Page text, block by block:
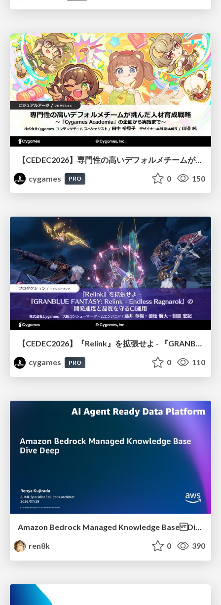
【CEDEC2026】専門性の高いデフォルメチームが挑んだ人材育成戦略 〜Cygames Academiaの企画から実施まで〜
cygames
PRO 0 150
【CEDEC2026】『Relink』を拡張せよ - 『GRANBLUE FANTASY: Relink - Endless Ragnarok』の開発速度と品質を守るCI運用
cygames
PRO 0 110
Amazon Bedrock Managed Knowledge Base Dive Deep
ren8k
0 390